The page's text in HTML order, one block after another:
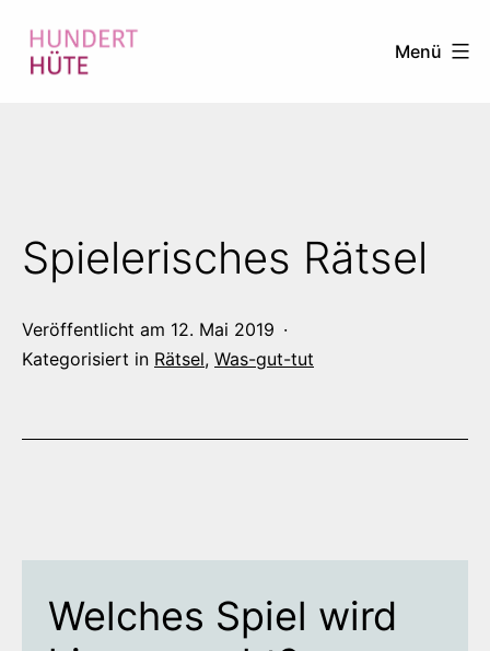
Inhalt
Menü
Spielerisches Rätsel
Veröffentlicht am 12. Mai 2019
Kategorisiert in Rätsel, Was-gut-tut
Welches Spiel wird